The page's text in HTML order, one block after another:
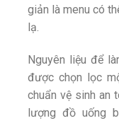
giản là menu có
lạ.
Nguyên liệu để
được chọn lọc
chuẩn vệ sinh an
lượng đồ uống